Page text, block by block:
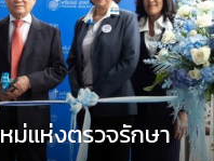
ม่แห่งตรวจรักษา